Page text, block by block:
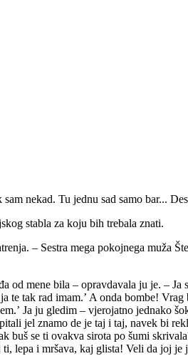
nekad. Tu jednu sad samo bar...
stabla za koju bih trebala znati.
– Sestra mega pokojnega muža
od mene bila – opravdavala ju je. –
te tak rad imam.ʼ A onda bombe!
Ja ju gledim – vjerojatno jednako
jel znamo de je taj i taj, navek bi
se ti ovakva sirota po šumi
lepa i mršava, kaj glista! Veli da joj